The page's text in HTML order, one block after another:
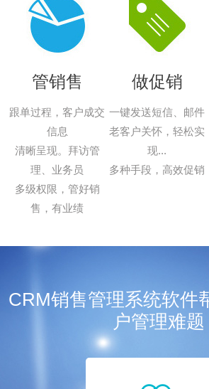
管销售
跟单过程，客户成交
信息
清晰呈现。拜访管
理、业务员
多级权限，管好销
售，有业绩
做促销
一键发送短信、邮件
老客户关怀，轻松实
现...
多种手段，高效促销
CRM销售管理系统软件
户管理难题